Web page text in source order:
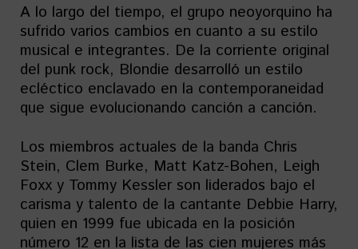
A lo largo del tiempo, el grupo neoyorquino ha
sufrido varios cambios en cuanto a su estilo
musical e integrantes. De la corriente original
del punk rock, Blondie desarrolló un estilo
ecléctico enclavado en la contemporaneidad
que sigue evolucionando canción a canción.
Los miembros actuales de la banda Chris
Stein, Clem Burke, Matt Katz-Bohen, Leigh
Foxx y Tommy Kessler son liderados bajo el
carisma y talento de la cantante Debbie Harry,
quien en 1999 fue ubicada en la posición
número 12 en la lista de las cien mujeres más